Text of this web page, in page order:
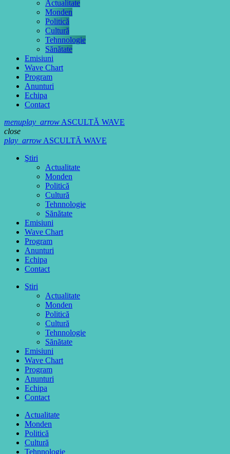
Actualitate
Monden
Politică
Cultură
Tehnnologie
Sănătate
Emisiuni
Wave Chart
Program
Anunturi
Echipa
Contact
menuplay_arrowASCULTĂ WAVE
close
play_arrowASCULTĂ WAVE
Ştiri
Actualitate
Monden
Politică
Cultură
Tehnnologie
Sănătate
Emisiuni
Wave Chart
Program
Anunturi
Echipa
Contact
Ştiri
Actualitate
Monden
Politică
Cultură
Tehnnologie
Sănătate
Emisiuni
Wave Chart
Program
Anunturi
Echipa
Contact
Actualitate
Monden
Politică
Cultură
Tehnnologie